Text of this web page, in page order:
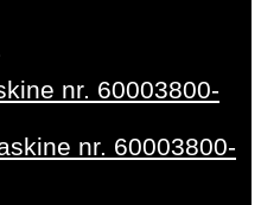
nr. 60003800-
nr. 60003800-